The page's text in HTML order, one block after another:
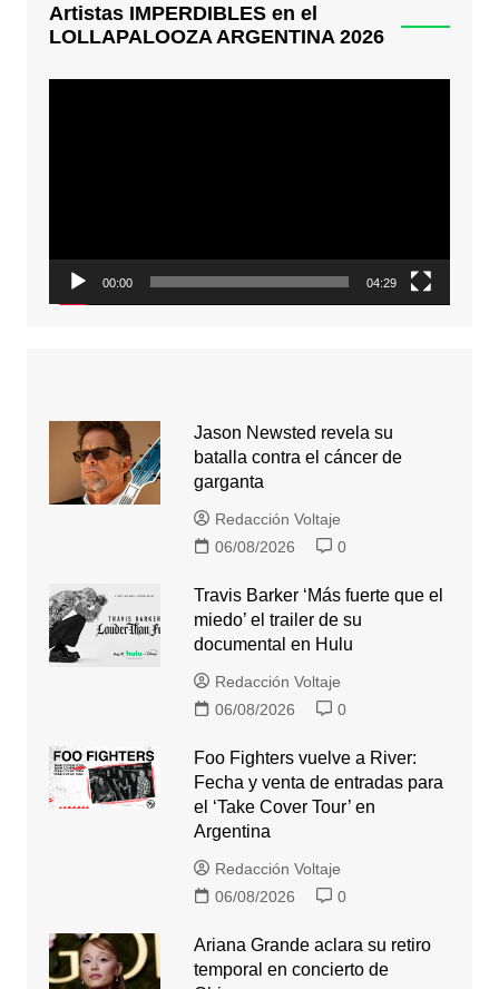
Artistas IMPERDIBLES en el
LOLLAPALOOZA ARGENTINA 2026
00:00 04:29
Jason Newsted revela su
batalla contra el cáncer de
garganta
Redacción Voltaje
06/08/2026
0
Travis Barker ‘Más fuerte que el
miedo’ el trailer de su
documental en Hulu
Redacción Voltaje
06/08/2026
0
Foo Fighters vuelve a River:
Fecha y venta de entradas para
el ‘Take Cover Tour’ en
Argentina
Redacción Voltaje
06/08/2026
0
Ariana Grande aclara su retiro
temporal en concierto de